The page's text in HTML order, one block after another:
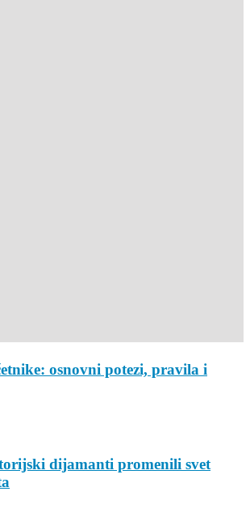
osnovni potezi, pravila i
dijamanti promenili svet